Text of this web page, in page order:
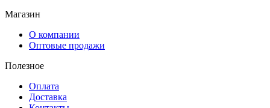
Магазин
О компании
Оптовые продажи
Полезное
Оплата
Доставка